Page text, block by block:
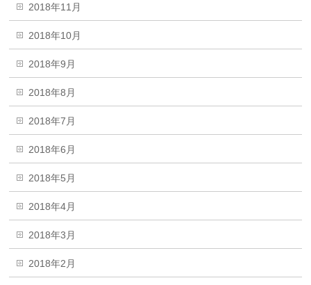
2018年11月
2018年10月
2018年9月
2018年8月
2018年7月
2018年6月
2018年5月
2018年4月
2018年3月
2018年2月